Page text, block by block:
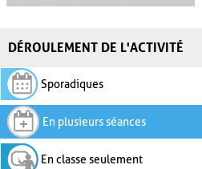
DÉROULEMENT DE L'ACTIVITÉ
Sporadiques
En plusieurs séances
En classe seulement